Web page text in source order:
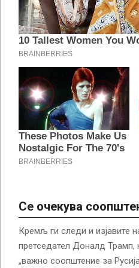
Се очекува
Кремљ ги следи и изјавите
претседател Доналд Трамп,
„важно соопштение за